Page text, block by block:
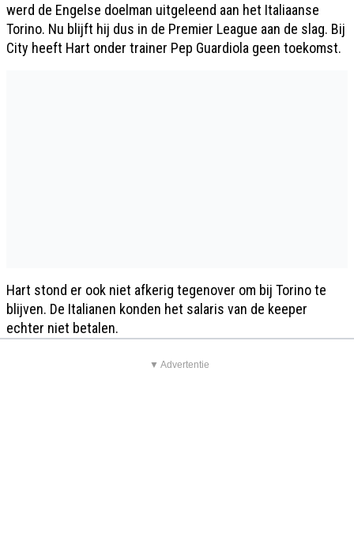
werd de Engelse doelman uitgeleend aan het Italiaanse
Torino. Nu blijft hij dus in de Premier League aan de slag. Bij
City heeft Hart onder trainer Pep Guardiola geen toekomst.
Hart stond er ook niet afkerig tegenover om bij Torino te
blijven. De Italianen konden het salaris van de keeper
echter niet betalen.
▼ Advertentie